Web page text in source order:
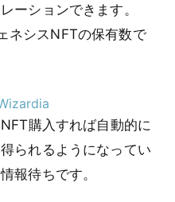
ーションできます。
ネシスNFTの保有数で
購入すれば自動的に
られるようになってい
報待ちです。